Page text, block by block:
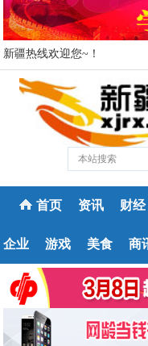
新疆热线欢迎您~！
首页 资讯 财经
企业 游戏 美食 商